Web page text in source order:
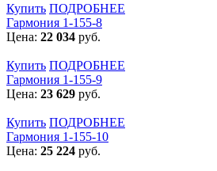
Купить ПОДРОБНЕЕ
Гармония 1-155-8
Цена: 22 034 руб.
Купить ПОДРОБНЕЕ
Гармония 1-155-9
Цена: 23 629 руб.
Купить ПОДРОБНЕЕ
Гармония 1-155-10
Цена: 25 224 руб.